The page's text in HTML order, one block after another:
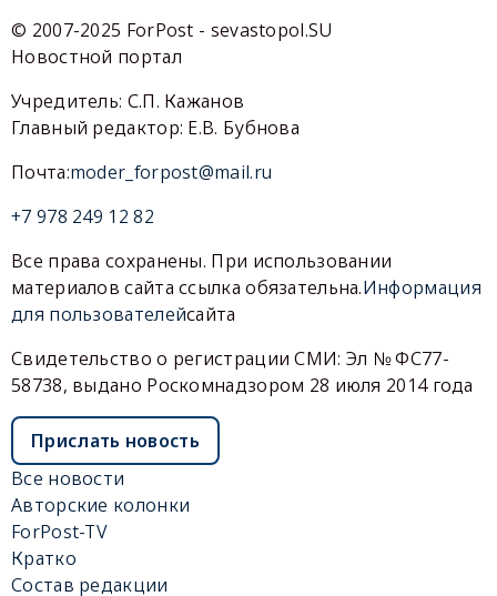
© 2007-2025 ForPost - sevastopol.SU
Новостной портал
Учредитель: С.П. Кажанов
Главный редактор: Е.В. Бубнова
Почта:moder_forpost@mail.ru
+7 978 249 12 82
Все права сохранены. При использовании
материалов сайта ссылка обязательна.Информация
для пользователейсайта
Свидетельство о регистрации СМИ: Эл № ФС77-
58738, выдано Роскомнадзором 28 июля 2014 года
Прислать новость
Все новости
Авторские колонки
ForPost-TV
Кратко
Состав редакции